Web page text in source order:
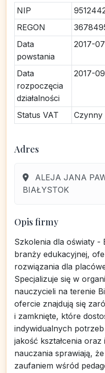
NIP
REGON
Data
powstania
2017-
Data
rozpoczęcia
działalności
2017-
Status VAT Czynny
Adres
ALEJA JANA
BIAŁYSTOK
Opis firmy
Szkolenia dla oświaty -
branży edukacyjnej,
rozwiązania dla
Specjalizuje się w
nauczycieli na terenie
ofercie znajdują się
i zamknięte, które
indywidualnych
jakość kształcenia
nauczania sprawiają,
zaufaniem wśród